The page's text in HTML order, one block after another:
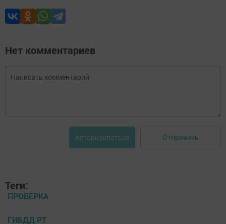
Нет комментариев
Авторизоваться Отправить
Теги:
ПРОВЕРКА
ГИБДД РТ